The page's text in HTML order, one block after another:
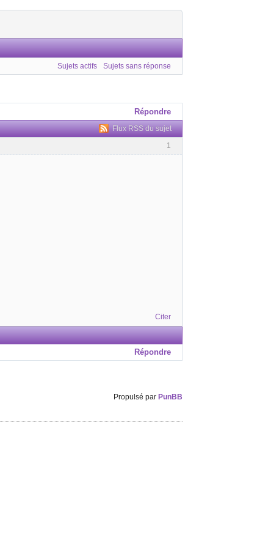
Sujets actifs Sujets sans réponse
Répondre
Flux RSS du sujet
1
Citer
Répondre
Propulsé par PunBB